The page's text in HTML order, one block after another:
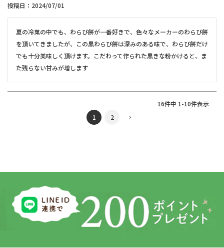
投稿日 2024/07/01
夏の冷菓の中でも、わらび餅が一番好きで、色々なメーカーのわらび餅
を頂いてきましたが、この黒わらび餅は深みのある味で、わらび餅だけ
でも十分美味しく頂けます。こだわって作られた黒きな粉かけると、ま
た残らない甘みが増します
16件中 1-10件表示
1
2